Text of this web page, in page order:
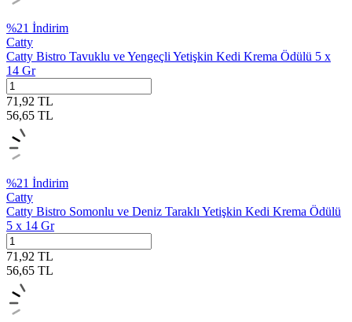
%21 İndirim
Catty
Catty Bistro Tavuklu ve Yengeçli Yetişkin Kedi Krema Ödülü 5 x
14 Gr
71,92 TL
56,65 TL
%21 İndirim
Catty
Catty Bistro Somonlu ve Deniz Taraklı Yetişkin Kedi Krema Ödülü
5 x 14 Gr
71,92 TL
56,65 TL